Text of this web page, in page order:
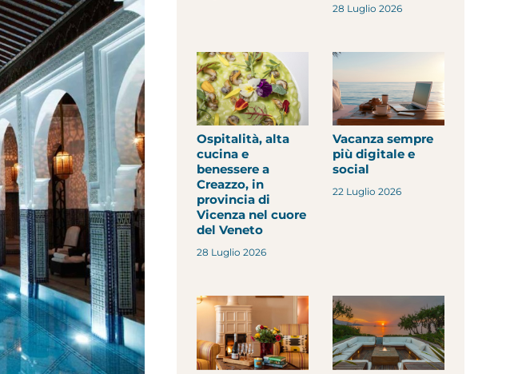
28 Luglio 2026
Ospitalità, alta
cucina e
benessere a
Creazzo, in
provincia di
Vicenza nel cuore
del Veneto
28 Luglio 2026
Vacanza sempre
più digitale e
social
22 Luglio 2026